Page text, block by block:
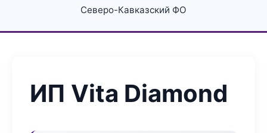
Северо-Кавказский ФО
ИП Vita Diamond